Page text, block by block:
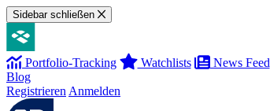
Sidebar schließen
Portfolio-Tracking Watchlists News Feed
Blog
Registrieren Anmelden